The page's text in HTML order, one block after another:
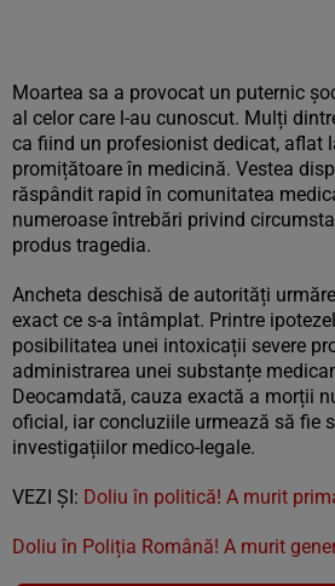
Moartea sa a provocat un puternic
al celor care l-au cunoscut. Mulți
ca fiind un profesionist dedicat, aflat
promițătoare în medicină. Vestea
răspândit rapid în comunitatea
numeroase întrebări privind
produs tragedia.
Ancheta deschisă de autorități
exact ce s-a întâmplat. Printre
posibilitatea unei intoxicații severe
administrarea unei substanțe
Deocamdată, cauza exactă a morții
oficial, iar concluziile urmează să fie
investigațiilor medico-legale.
VEZI ȘI: Doliu în politică! A murit
Doliu în Poliția Română! A murit